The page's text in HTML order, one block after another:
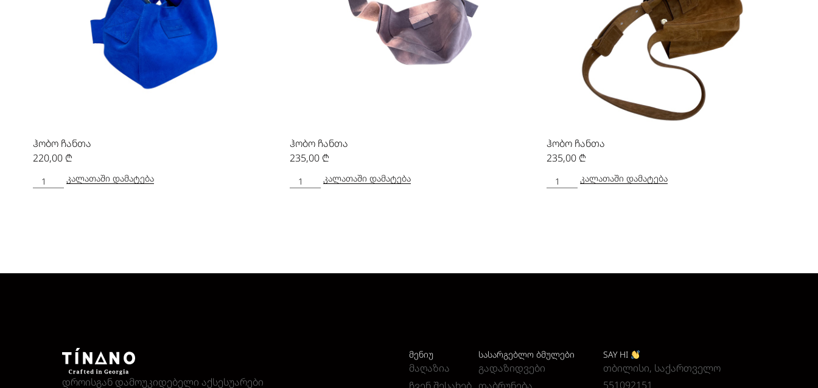
ჰობო ჩანთა
220,00 ₾
ᲙᲐᲚᲐᲗᲐᲨᲘ ᲓᲐᲛᲐᲢᲔᲑᲐ
ჰობო ჩანთა
235,00 ₾
ᲙᲐᲚᲐᲗᲐᲨᲘ ᲓᲐᲛᲐᲢᲔᲑᲐ
ჰობო ჩანთა
235,00 ₾
ᲙᲐᲚᲐᲗᲐᲨᲘ ᲓᲐᲛᲐᲢᲔᲑᲐ
დროისგან დამოუკიდებელი აქსესუარები
ᲛᲔᲜᲘᲣ
მაღაზია
ᲡᲐᲡᲐᲠᲒᲔᲑᲚᲝ ᲑᲛᲣᲚᲔᲑᲘ
გადაზიდვები
SAY HI
თბილისი, საქართველო
551092151